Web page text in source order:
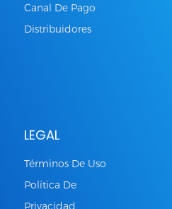
Canal De Pago
Distribuidores
LEGAL
Términos De Uso
Política De
Privacidad